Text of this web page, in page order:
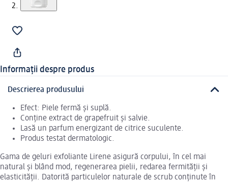
Informații despre produs
Descrierea produsului
Efect: Piele fermă și suplă.
Conține extract de grapefruit și salvie.
Lasă un parfum energizant de citrice suculente.
Produs testat dermatologic.
Gama de geluri exfoliante Lirene asigură corpului, în cel mai
natural și blând mod, regenerarea pielii, redarea fermității și
elasticității. Datorită particulelor naturale de scrub conținute în